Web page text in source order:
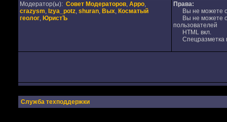
Модератор(ы): Совет Модераторов, Appo,
crazysm, Izya_potz, shuran, Вых, Косматый
геолог, ЮристЪ
Права:
Вы не можете
Вы не можете
пользователей
HTML вкл.
Спецразметка
Служба техподдержки